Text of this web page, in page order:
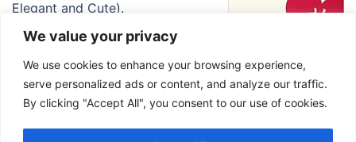
We value your privacy
We use cookies to enhance your browsing experience,
serve personalized ads or content, and analyze our traffic.
By clicking "Accept All", you consent to our use of cookies.
Elegant and Cute).
Tokyo: Shogakukan, 2011
(English Translation).
Amazonで購入